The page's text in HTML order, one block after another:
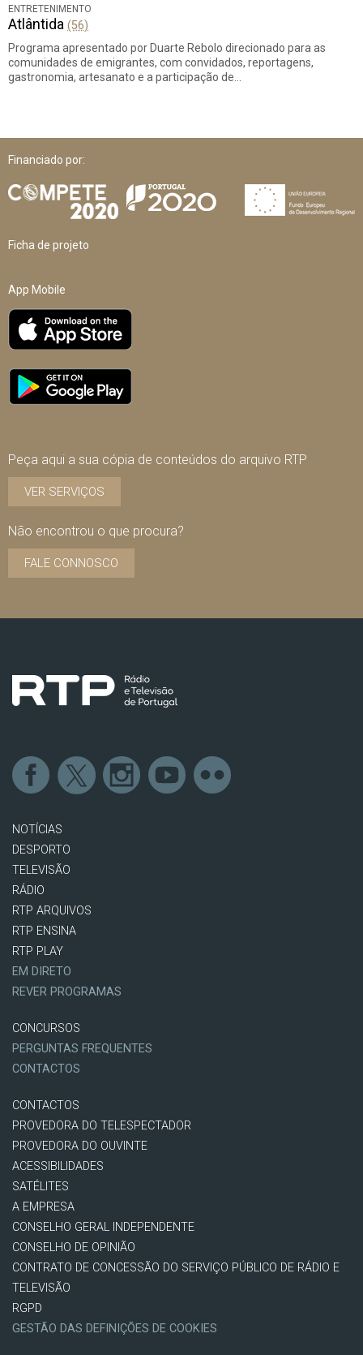
ENTRETENIMENTO
Atlântida (56)
Programa apresentado por Duarte Rebolo direcionado para as
comunidades de emigrantes, com convidados, reportagens,
gastronomia, artesanato e a participação de…
Financiado por:
Ficha de projeto
App Mobile
Peça aqui a sua cópia de conteúdos do arquivo RTP
VER SERVIÇOS
Não encontrou o que procura?
FALE CONNOSCO
NOTÍCIAS
DESPORTO
TELEVISÃO
RÁDIO
RTP ARQUIVOS
RTP ENSINA
RTP PLAY
EM DIRETO
REVER PROGRAMAS
CONCURSOS
PERGUNTAS FREQUENTES
CONTACTOS
CONTACTOS
PROVEDORA DO TELESPECTADOR
PROVEDORA DO OUVINTE
ACESSIBILIDADES
SATÉLITES
A EMPRESA
CONSELHO GERAL INDEPENDENTE
CONSELHO DE OPINIÃO
CONTRATO DE CONCESSÃO DO SERVIÇO PÚBLICO DE RÁDIO E
TELEVISÃO
RGPD
GESTÃO DAS DEFINIÇÕES DE COOKIES